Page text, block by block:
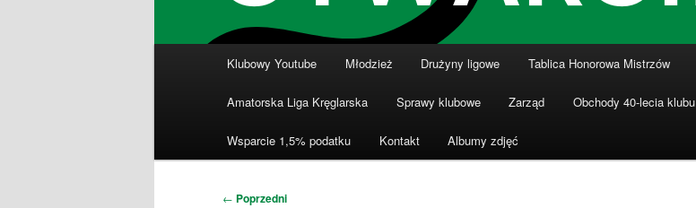
Klubowy Youtube Młodzież Drużyny ligowe Tablica Honorowa Mistrzów
Amatorska Liga Kręglarska Sprawy klubowe Zarząd Obchody 40-lecia klubu
Wsparcie 1,5% podatku Kontakt Albumy zdjęć
Nawigacja
← Poprzedni